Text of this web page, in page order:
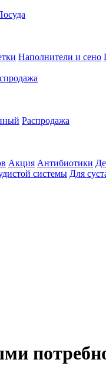
Наполнители и сено
Распродажа
Акция Антибиотики
системы Для